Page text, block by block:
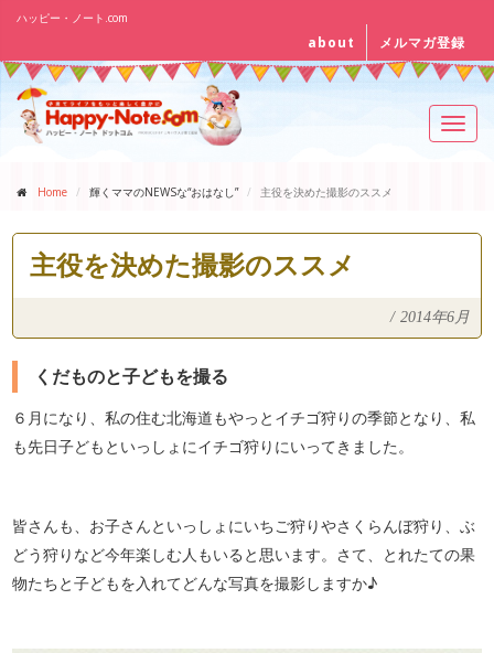
ハッピー・ノート.com
about メルマガ登録
Home 輝くママのNEWSな“おはなし” 主役を決めた撮影のススメ
主役を決めた撮影のススメ
/ 2014年6月
くだものと子どもを撮る
６月になり、私の住む北海道もやっとイチゴ狩りの季節となり、私
も先日子どもといっしょにイチゴ狩りにいってきました。
皆さんも、お子さんといっしょにいちご狩りやさくらんぼ狩り、ぶ
どう狩りなど今年楽しむ人もいると思います。さて、とれたての果
物たちと子どもを入れてどんな写真を撮影しますか♪